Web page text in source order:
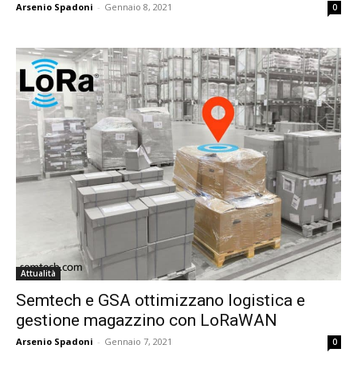
Arsenio Spadoni - Gennaio 8, 2021 0
Attualità
Semtech e GSA ottimizzano logistica e
gestione magazzino con LoRaWAN
Arsenio Spadoni - Gennaio 7, 2021 0